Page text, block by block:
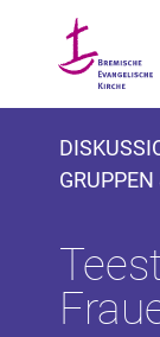
GRUPPEN